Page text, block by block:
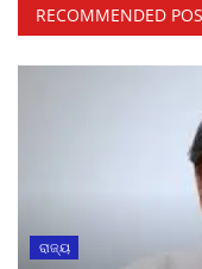
RECOMMENDED
ରାଜ୍ୟ